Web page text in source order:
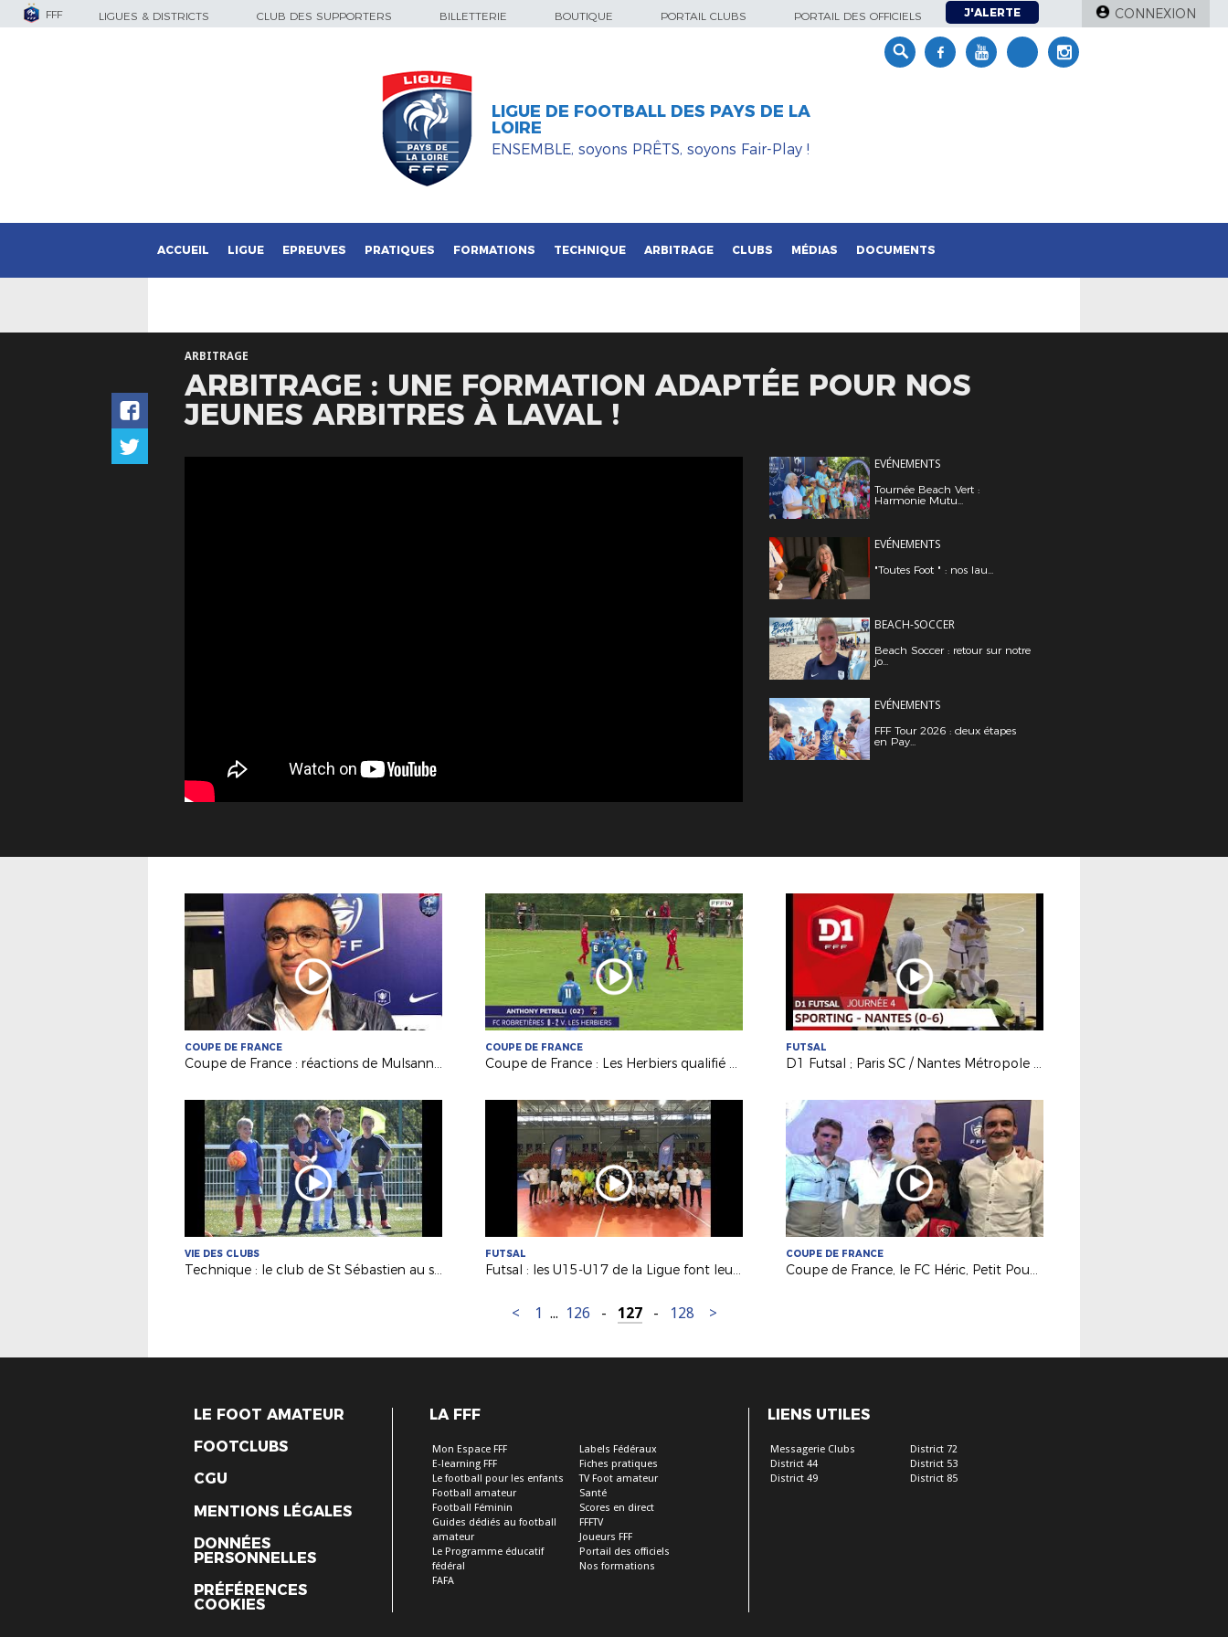
FFF LIGUES & DISTRICTS CLUB DES SUPPORTERS BILLETTERIE BOUTIQUE PORTAIL CLUBS PORTAIL DES OFFICIELS J'ALERTE CONNEXION
LIGUE DE FOOTBALL DES PAYS DE LA
LOIRE
ENSEMBLE, soyons PRÊTS, soyons Fair-Play !
ACCUEIL LIGUE EPREUVES PRATIQUES FORMATIONS TECHNIQUE ARBITRAGE CLUBS MÉDIAS DOCUMENTS
ARBITRAGE
ARBITRAGE : UNE FORMATION ADAPTÉE POUR NOS
JEUNES ARBITRES À LAVAL !
EVÉNEMENTS
Tournée Beach Vert :
Harmonie Mutu...
EVÉNEMENTS
"Toutes Foot " : nos lau...
BEACH-SOCCER
Beach Soccer : retour sur notre
jo...
EVÉNEMENTS
FFF Tour 2026 : deux étapes
en Pay...
COUPE DE FRANCE
Coupe de France : réactions de Mulsanne et Mûrs-Erigné après le tirage au sort du 6e tour !
COUPE DE FRANCE
Coupe de France : Les Herbiers qualifié aux Robretières !
FUTSAL
D1 Futsal ; Paris SC / Nantes Métropole Futsal (0-6)
VIE DES CLUBS
Technique : le club de St Sébastien au service de nos BMF !
FUTSAL
Futsal : les U15-U17 de la Ligue font leur rentrée !
COUPE DE FRANCE
Coupe de France, le FC Héric, Petit Poucet du 5e tour !
< 1 ... 126 - 127 - 128 >
LE FOOT AMATEUR
FOOTCLUBS
CGU
MENTIONS LÉGALES
DONNÉES
PERSONNELLES
PRÉFÉRENCES
COOKIES
LA FFF
Mon Espace FFF
E-learning FFF
Le football pour les enfants
Football amateur
Football Féminin
Guides dédiés au football
amateur
Le Programme éducatif
fédéral
FAFA
Labels Fédéraux
Fiches pratiques
TV Foot amateur
Santé
Scores en direct
FFFTV
Joueurs FFF
Portail des officiels
Nos formations
LIENS UTILES
Messagerie Clubs
District 44
District 49
District 72
District 53
District 85